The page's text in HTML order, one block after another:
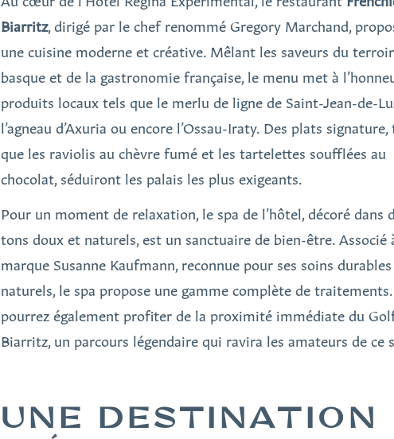
Biarritz, dirigé par le chef renommé Gregory Marchand,
une cuisine moderne et créative. Mêlant les saveurs du terroir
basque et de la gastronomie française, le menu met à
produits locaux tels que le merlu de ligne de Saint-Jean-de-
l’agneau d’Axuria ou encore l’Ossau-Iraty. Des plats signature,
que les raviolis au chèvre fumé et les tartelettes soufflées au
chocolat, séduiront les palais les plus exigeants.
Pour un moment de relaxation, le spa de l’hôtel, décoré dans
tons doux et naturels, est un sanctuaire de bien-être. Associé
marque Susanne Kaufmann, reconnue pour ses soins
naturels, le spa propose une gamme complète de
pourrez également profiter de la proximité immédiate du
Biarritz, un parcours légendaire qui ravira les amateurs de ce
UNE DESTINATION